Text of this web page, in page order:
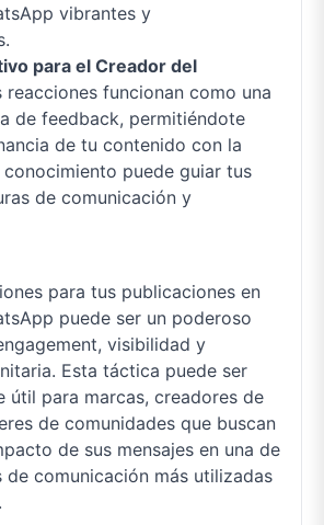
vibrantes y
para el Creador del
reacciones funcionan como una
de feedback, permitiéndote
de tu contenido con la
conocimiento puede guiar tus
de comunicación y
para tus publicaciones en
puede ser un poderoso
visibilidad y
Esta táctica puede ser
útil para marcas, creadores de
de comunidades que buscan
de sus mensajes en una de
de comunicación más utilizadas